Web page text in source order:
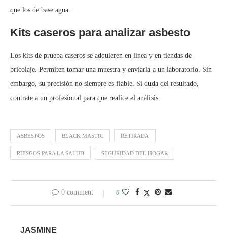
que los de base agua.
Kits caseros para analizar asbesto
Los kits de prueba caseros se adquieren en línea y en tiendas de
bricolaje. Permiten tomar una muestra y enviarla a un laboratorio. Sin
embargo, su precisión no siempre es fiable. Si duda del resultado,
contrate a un profesional para que realice el análisis.
ASBESTOS BLACK MASTIC RETIRADA
RIESGOS PARA LA SALUD SEGURIDAD DEL HOGAR
0 comment 0
JASMINE